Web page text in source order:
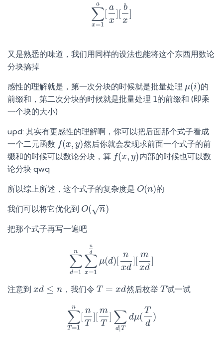
∑
x=1
a
[
a
x
] [
b
x
]
∑x 1a ax]
又是熟悉的味道，我们用同样的设法也能将这个东西用数论
分块搞掉
感性的理解就是，第一次分块的时候就是批量处理 μ(i)
μ(i) 的
前缀和，第二次分块的时候就是批量处理 1
1的前缀和 (即乘
一个块的大小)
upd: 其实有更感性的理解啊，你可以把后面那个式子看成
一个二元函数 f(x, y)
f(x,y )
然后你就会发现求前面一个式子的前
缀和的时候可以数论分块，算 f(x, y)
f(x,y )
内部的时候也可以数
论分块 qwq
所以综上所述，这个式子的复杂度是 O(n)
O(n) 的
我们可以将它优化到 O( n
−
−
√ )
O(n)
把那个式子再写一遍吧
∑
d=1
n ∑
x=1
n
d
μ(d)[
n
xd
] [
m
xd
]
∑d 1n ∑x=1n dμ( )[nx
注意到 xd ≤ n
xd≤n ，我们令 T = xd
T =xd 然后枚举 T
T 试一试
∑
T =1
n
[
n
T
][
m
T
] ∑
d| T
dμ(
T
d
)
∑T 1n nT][ mT ∑d|Tdμ( T